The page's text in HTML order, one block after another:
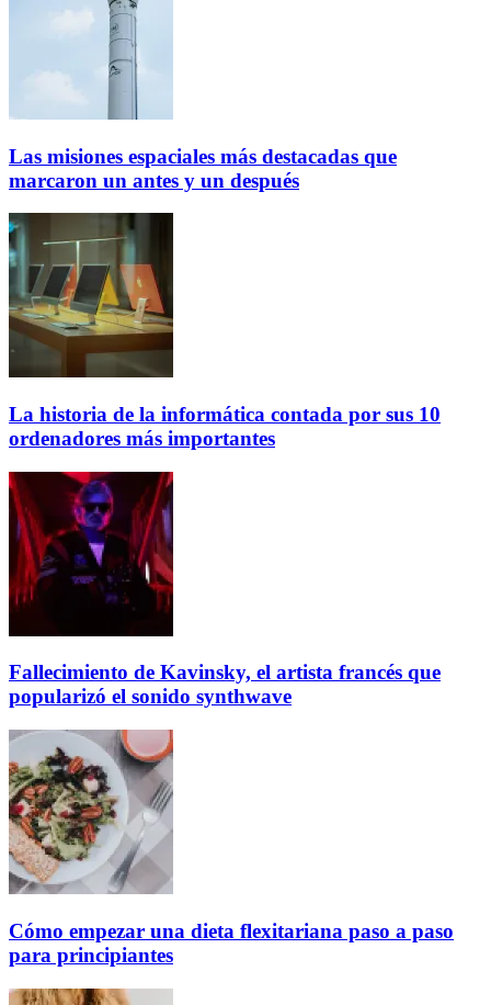
Las misiones espaciales más destacadas que
marcaron un antes y un después
La historia de la informática contada por sus 10
ordenadores más importantes
Fallecimiento de Kavinsky, el artista francés que
popularizó el sonido synthwave
Cómo empezar una dieta flexitariana paso a paso
para principiantes